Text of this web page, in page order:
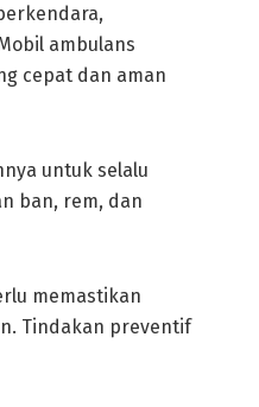
ambulans
cepat dan aman
untuk selalu
ban, rem, dan
memastikan
Tindakan preventif